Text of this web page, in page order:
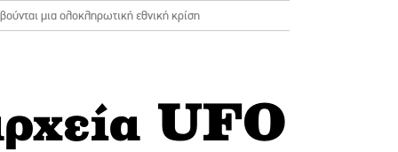
μια ολοκληρωτική εθνική κρίση
UFO